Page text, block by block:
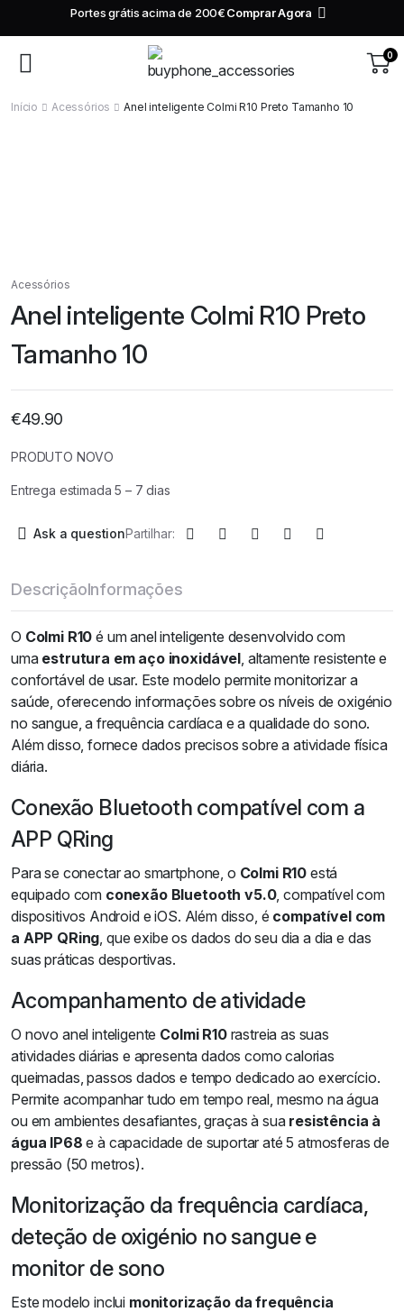
10€ de desconto na tua primeira compra superior a
0
Início Acessórios Anel inteligente Colmi R10 Preto Tamanho 10
Acessórios
Anel inteligente Colmi R10 Preto
Tamanho 10
€49.90
PRODUTO NOVO
Entrega estimada 5 – 7 dias
Ask a questionPartilhar:
DescriçãoInformações
O Colmi R10 é um anel inteligente desenvolvido com
uma estrutura em aço inoxidável , altamente resistente e
confortável de usar. Este modelo permite monitorizar a
saúde, oferecendo informações sobre os níveis de oxigénio
no sangue, a frequência cardíaca e a qualidade do sono.
Além disso, fornece dados precisos sobre a atividade física
diária.
Conexão Bluetooth compatível com a
APP QRing
Para se conectar ao smartphone, o Colmi R10 está
equipado com conexão Bluetooth v5.0, compatível com
dispositivos Android e iOS. Além disso, é compatível com
a APP QRing , que exibe os dados do seu dia a dia e das
suas práticas desportivas.
Acompanhamento de atividade
O novo anel inteligente Colmi R10rastreia as suas
atividades diárias e apresenta dados como calorias
queimadas, passos dados e tempo dedicado ao exercício.
Permite acompanhar tudo em tempo real, mesmo na água
ou em ambientes desafiantes, graças à sua resistência à
água IP68 e à capacidade de suportar até 5 atmosferas de
pressão (50 metros).
Monitorização da frequência cardíaca,
deteção de oxigénio no sangue e
monitor de sono
Este modelo inclui monitorização da frequência